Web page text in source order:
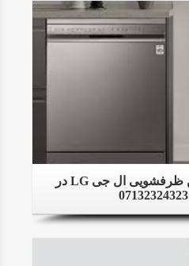
Details
نمایندگی تعمیر ماشین ظرفشویی ال جی LG در
07132324323